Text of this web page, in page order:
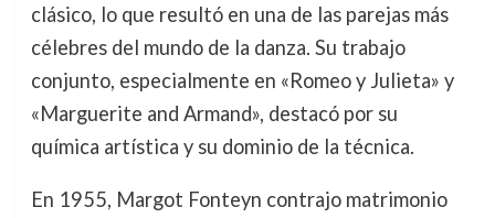
clásico, lo que resultó en una de las parejas más
célebres del mundo de la danza. Su trabajo
conjunto, especialmente en «Romeo y Julieta» y
«Marguerite and Armand», destacó por su
química artística y su dominio de la técnica.
En 1955, Margot Fonteyn contrajo matrimonio